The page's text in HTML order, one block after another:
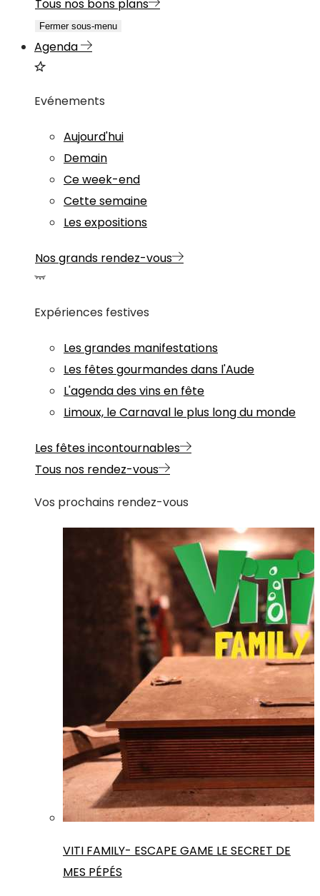
Tous nos bons plans
Fermer sous-menu
Agenda
Evénements
Aujourd'hui
Demain
Ce week-end
Cette semaine
Les expositions
Nos grands rendez-vous
Expériences festives
Les grandes manifestations
Les fêtes gourmandes dans l'Aude
L'agenda des vins en fête
Limoux, le Carnaval le plus long du monde
Les fêtes incontournables
Tous nos rendez-vous
Vos prochains rendez-vous
VITI FAMILY- ESCAPE GAME LE SECRET DE
MES PÉPÉS